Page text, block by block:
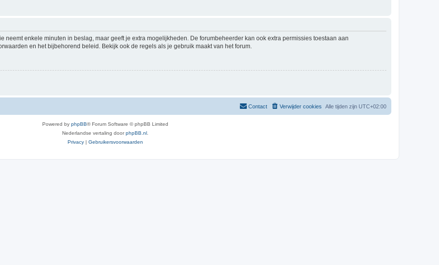
neemt enkele minuten in beslag, maar geeft je extra mogelijkheden. De forumbeheerder kan ook extra permissies toestaan aan
en het bijbehorend beleid. Bekijk ook de regels als je gebruik maakt van het forum.
Alle tijden zijn UTC+02:00
Verwijder cookies
Contact
Powered by phpBB® Forum Software © phpBB Limited
Nederlandse vertaling doorphpBB.nl
Privacy | Gebruikersvoorwaarden